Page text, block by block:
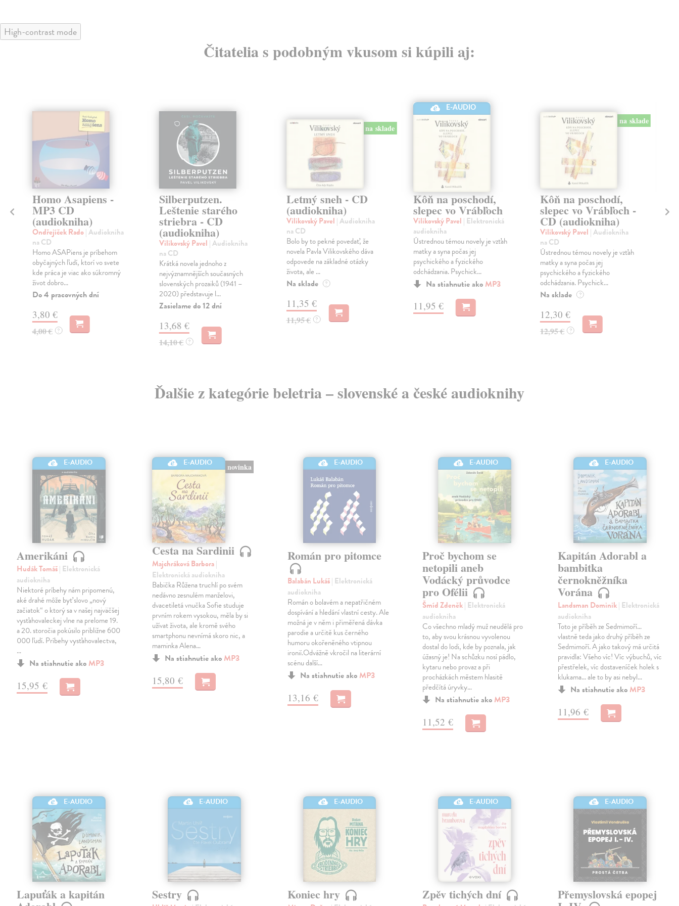
High-contrast mode
Čitatelia s podobným vkusom si kúpili aj:
Homo Asapiens -
MP3 CD
(audiokniha)
Ondřejíček Rado| Audiokniha
na CD
Homo ASAPiens je príbehom
obyčajných ľudí, ktorí vo svete
kde práca je viac ako súkromný
život dobro...
Do 4 pracovných dní
3,80 €
4,00 € ?
Silberputzen.
Leštenie starého
striebra - CD
(audiokniha)
Vilikovský Pavel | Audiokniha
na CD
Krátká novela jednoho z
nejvýznamnějších současných
slovenských prozaiků (1941 –
2020) představuje l...
Zasielame do 12 dní
13,68 €
14,10 € ?
na sklade
Letmý sneh - CD
(audiokniha)
Vilikovský Pavel | Audiokniha
na CD
Bolo by to pekné povedať, že
novela Pavla Vilikovského dáva
odpovede na základné otázky
života, ale ...
Na sklade ?
11,35 €
11,95 € ?
E-AUDIO
Kôň na poschodí,
slepec vo Vrábľoch
Vilikovský Pavel | Elektronická
audiokniha
Ústrednou témou novely je vzťah
matky a syna počas jej
psychického a fyzického
odchádzania. Psychick...
Na stiahnutie ako MP3
11,95 €
na sklade
Kôň na poschodí,
slepec vo Vrábľoch -
CD (audiokniha)
Vilikovský Pavel | Audiokniha
na CD
Ústrednou témou novely je vzťah
matky a syna počas jej
psychického a fyzického
odchádzania. Psychick...
Na sklade ?
12,30 €
12,95 € ?
Ďalšie z kategórie beletria – slovenské a české audioknihy
E-AUDIO
Amerikáni
Hudák Tomáš| Elektronická
audiokniha
Niektoré príbehy nám pripomenú,
aké drahé môže byť slovo „nový
začiatok“ o ktorý sa v našej najväčšej
vysťahovaleckej vlne na prelome 19.
a 20. storočia pokúsilo približne 600
000 ľudí. Príbehy vysťahovalectva,
…
Na stiahnutie ako MP3
15,95 €
E-AUDIO novinka
Cesta na Sardinii
Majchráková Barbora|
Elektronická audiokniha
Babička Růžena truchlí po svém
nedávno zesnulém manželovi,
dvacetiletá vnučka Sofie studuje
prvním rokem vysokou, měla by si
užívat života, ale kromě svého
smartphonu nevnímá skoro nic, a
maminka Alena…
Na stiahnutie ako MP3
15,80 €
E-AUDIO
Román pro pitomce
Balabán Lukáš| Elektronická
audiokniha
Román o bolavém a nepatřičném
dospívání a hledání vlastní cesty. Ale
možná je v něm i přiměřená dávka
parodie a určitě kus černého
humoru okořeněného vtipnou
ironií.Odvážně vkročil na literární
scénu další…
Na stiahnutie ako MP3
13,16 €
E-AUDIO
Proč bychom se
netopili aneb
Vodácký průvodce
pro Ofélii
Šmíd Zdeněk| Elektronická
audiokniha
Co všechno mladý muž neudělá pro
to, aby svou krásnou vyvolenou
dostal do lodi, kde by poznala, jak
úžasný je! Na schůzku nosí pádlo,
kytaru nebo provaz a při
procházkách městem hlasitě
předčítá úryvky…
Na stiahnutie ako MP3
11,52 €
E-AUDIO
Kapitán Adorabl a
bambitka
černokněžníka
Vorána
Landsman Dominik| Elektronická
audiokniha
Toto je příběh ze Sedmimoří…
vlastně teda jako druhý příběh ze
Sedmimoří. A jako takový má určitá
pravidla: Všeho víc! Víc výbuchů, víc
přestřelek, víc dostaveníček holek s
klukama… ale to by asi nebyl…
Na stiahnutie ako MP3
11,96 €
E-AUDIO
Lapuťák a kapitán
E-AUDIO
Sestry
E-AUDIO
Koniec hry
E-AUDIO
Zpěv tichých dní
E-AUDIO
Přemyslovská epopej